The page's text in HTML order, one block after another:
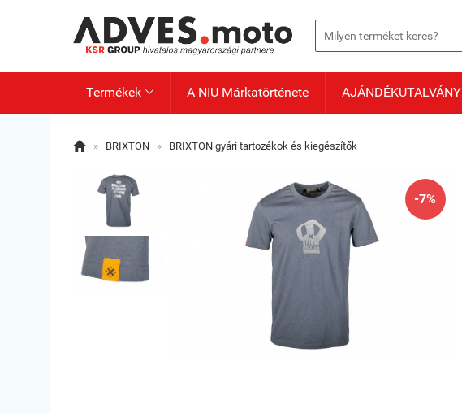
Termékek  A NIU Márkatörténete AJÁNDÉKUTALVÁNY
 » BRIXTON » BRIXTON gyári tartozékok és kiegészítők
-7%